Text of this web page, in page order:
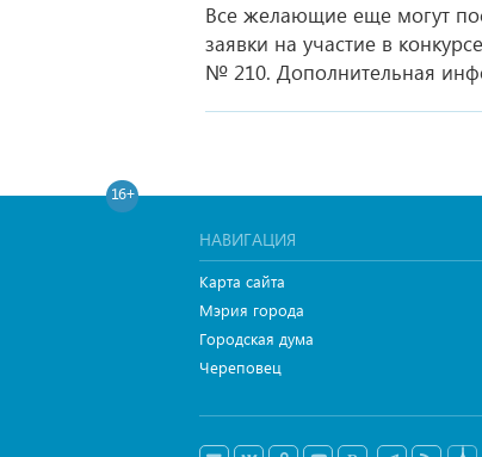
Все желающие еще могут
заявки на участие в
№ 210. Дополнительная
16+
НАВИГАЦИЯ
Карта сайта
Мэрия города
Городская дума
Череповец